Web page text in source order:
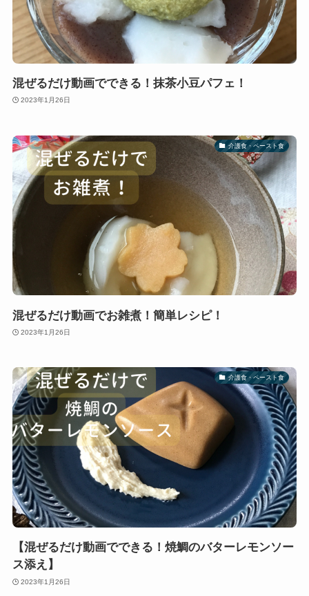
混ぜるだけ動画でできる！抹茶小豆パフェ！
2023年1月26日
介護食・ペースト食
混ぜるだけ動画でお雑煮！簡単レシピ！
2023年1月26日
介護食・ペースト食
【混ぜるだけ動画でできる！焼鯛のバターレモンソー
ス添え】
2023年1月26日